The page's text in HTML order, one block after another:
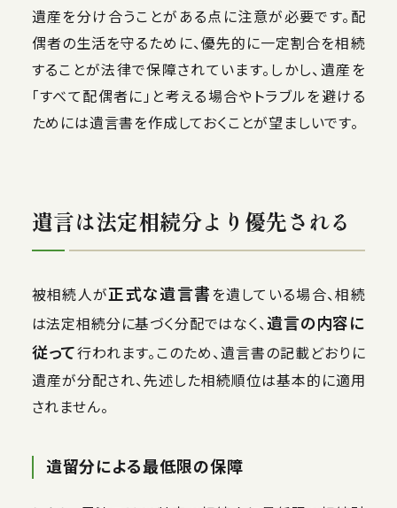
遺産を分け合うことがある点に注意が必要です。配
偶者の生活を守るために、優先的に一定割合を相続
することが法律で保障されています。しかし、遺産を
「すべて配偶者に」と考える場合やトラブルを避ける
ためには遺言書を作成しておくことが望ましいです。
遺言は法定相続分より優先される
被相続人が正式な遺言書 を遺している場合、相続
は法定相続分に基づく分配ではなく、 遺言の内容に
従って行われます。このため、遺言書の記載どおりに
遺産が分配され、先述した相続順位は基本的に適用
されません。
遺留分による最低限の保障